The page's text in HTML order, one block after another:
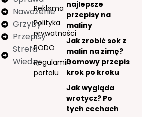
Reklama
Polityka
prywatności
RODO
Regulamin
portalu
Nawożenie
Grzyby
Przepisy
Strefa
Wiedzy
najlepsze
przepisy na
maliny
Jak zrobić sok z
malin na zimę?
Domowy przepis
krok po kroku
Jak wygląda
wrotycz? Po
tych cechach